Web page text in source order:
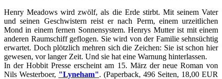
Henry Meadows wird zwölf, als die Erde stirbt. Mit seinem Vater
und seinen Geschwistern reist er nach Perm, einem urzeitlichen
Mond in einem fernen Sonnensystem. Henrys Mutter ist mit einem
anderen Raumschiff geflogen. Sie wird von der Familie sehnsüchtig
erwartet. Doch plötzlich mehren sich die Zeichen: Sie ist schon hier
gewesen, vor langer Zeit. Und sie hat eine Warnung hinterlassen.
In der Hobbit Presse erscheint am 15. März der neue Roman von
Nils Westerboer, "Lyneham". (Paperback, 496 Seiten, 18,00 EUR